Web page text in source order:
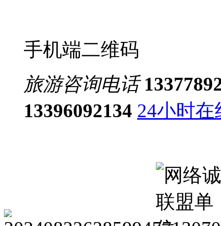
手机端二维码
旅游咨询电话
13396092134 24小时在